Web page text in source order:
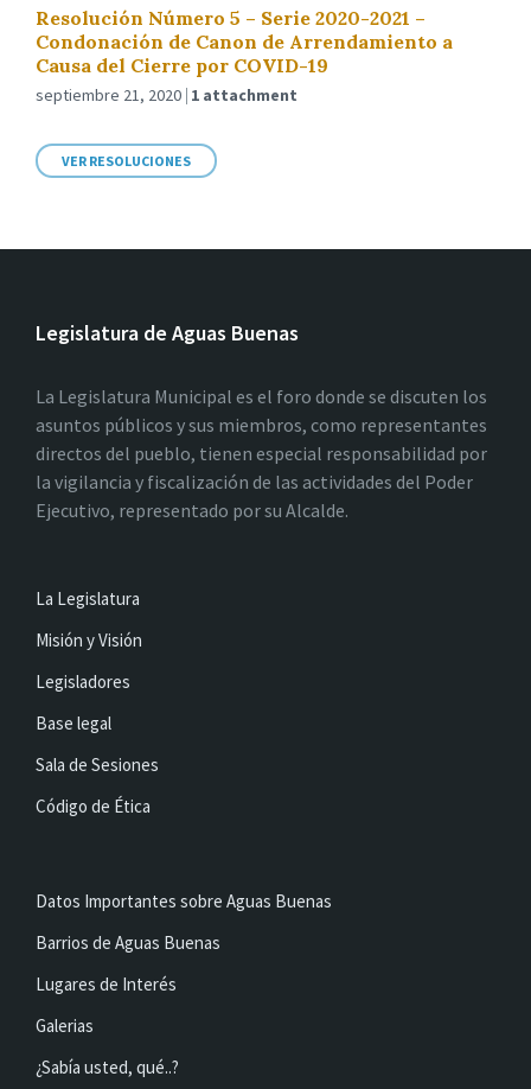
Resolución Número 5 – Serie 2020-2021 –
Condonación de Canon de Arrendamiento a
Causa del Cierre por COVID-19
septiembre 21, 2020 1 attachment
VER RESOLUCIONES
Legislatura de Aguas Buenas
La Legislatura Municipal es el foro donde se discuten los
asuntos públicos y sus miembros, como representantes
directos del pueblo, tienen especial responsabilidad por
la vigilancia y fiscalización de las actividades del Poder
Ejecutivo, representado por su Alcalde.
La Legislatura
Misión y Visión
Legisladores
Base legal
Sala de Sesiones
Código de Ética
Datos Importantes sobre Aguas Buenas
Barrios de Aguas Buenas
Lugares de Interés
Galerias
¿Sabía usted, qué..?